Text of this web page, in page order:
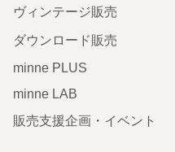
ヴィンテージ販売
ダウンロード販売
minne PLUS
minne LAB
販売支援企画・イベント